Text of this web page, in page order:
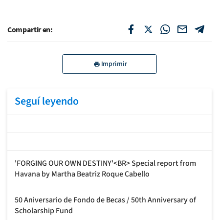
Compartir en:
Imprimir
Seguí leyendo
'FORGING OUR OWN DESTINY'<BR> Special report from
Havana by Martha Beatriz Roque Cabello
50 Aniversario de Fondo de Becas / 50th Anniversary of
Scholarship Fund